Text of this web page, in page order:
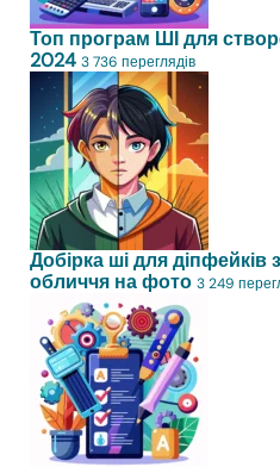
Топ програм ШІ для
2024 3 736 переглядів
Добірка ші для діпфейків
обличчя на фото 3 249